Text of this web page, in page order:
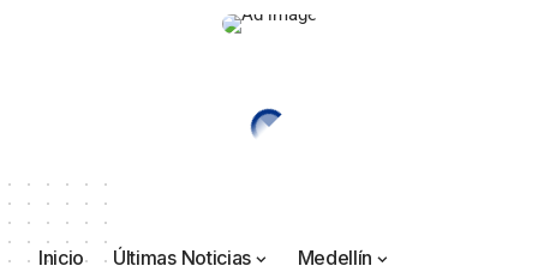
Inicio Últimas Noticias Medellín